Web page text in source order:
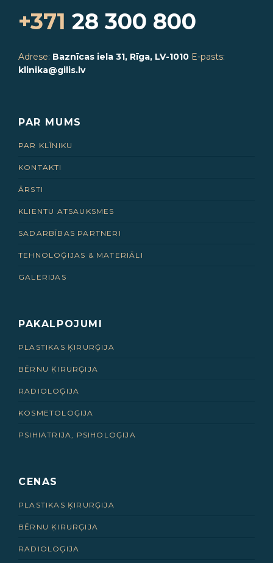
+371 28 300 800
Adrese: Baznīcas iela 31, Rīga, LV-1010 E-pasts:
klinika@gilis.lv
PAR MUMS
PAR KLĪNIKU
KONTAKTI
ĀRSTI
KLIENTU ATSAUKSMES
SADARBĪBAS PARTNERI
TEHNOLOĢIJAS & MATERIĀLI
GALERIJAS
PAKALPOJUMI
PLASTIKAS ĶIRURĢIJA
BĒRNU ĶIRURĢIJA
RADIOLOĢIJA
KOSMETOLOĢIJA
PSIHIATRIJA, PSIHOLOĢIJA
CENAS
PLASTIKAS ĶIRURĢIJA
BĒRNU ĶIRURĢIJA
RADIOLOĢIJA